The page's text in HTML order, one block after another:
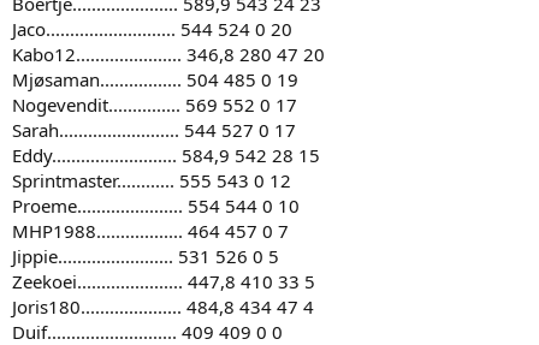
Jaco........................... 544 524 0 20
Kabo12...................... 346,8 280 47 20
Mjøsaman................. 504 485 0 19
Nogevendit............... 569 552 0 17
Sarah......................... 544 527 0 17
Eddy.......................... 584,9 542 28 15
Sprintmaster............ 555 543 0 12
Proeme...................... 554 544 0 10
MHP1988.................. 464 457 0 7
Jippie........................ 531 526 0 5
Zeekoei...................... 447,8 410 33 5
Joris180..................... 484,8 434 47 4
Duif........................... 409 409 0 0